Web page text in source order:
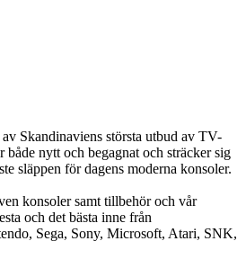
Skandinaviens största utbud av TV-
både nytt och begagnat och sträcker sig
släppen för dagens moderna konsoler.
konsoler samt tillbehör och vår
och det bästa inne från
Sega, Sony, Microsoft, Atari, SNK,